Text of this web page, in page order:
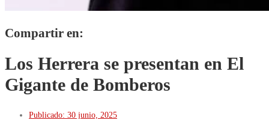
Compartir en:
Los Herrera se presentan en El
Gigante de Bomberos
Publicado: 30 junio, 2025